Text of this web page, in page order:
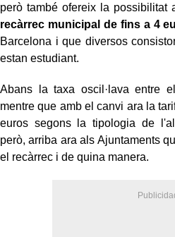
però també ofereix la possibilitat
recàrrec municipal de fins a 4
Barcelona i que diversos
estan estudiant.
Abans la taxa oscil·lava entre
mentre que amb el canvi ara la
euros segons la tipologia de
però, arriba ara als Ajuntaments
el recàrrec i de quina manera.